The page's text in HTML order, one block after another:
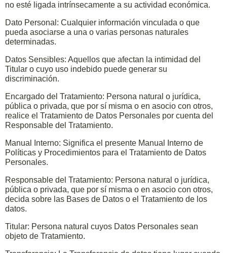
no esté ligada intrínsecamente a su actividad económica.
Dato Personal: Cualquier información vinculada o que
pueda asociarse a una o varias personas naturales
determinadas.
Datos Sensibles: Aquellos que afectan la intimidad del
Titular o cuyo uso indebido puede generar su
discriminación.
Encargado del Tratamiento: Persona natural o jurídica,
pública o privada, que por sí misma o en asocio con otros,
realice el Tratamiento de Datos Personales por cuenta del
Responsable del Tratamiento.
Manual Interno: Significa el presente Manual Interno de
Políticas y Procedimientos para el Tratamiento de Datos
Personales.
Responsable del Tratamiento: Persona natural o jurídica,
pública o privada, que por sí misma o en asocio con otros,
decida sobre las Bases de Datos o el Tratamiento de los
datos.
Titular: Persona natural cuyos Datos Personales sean
objeto de Tratamiento.